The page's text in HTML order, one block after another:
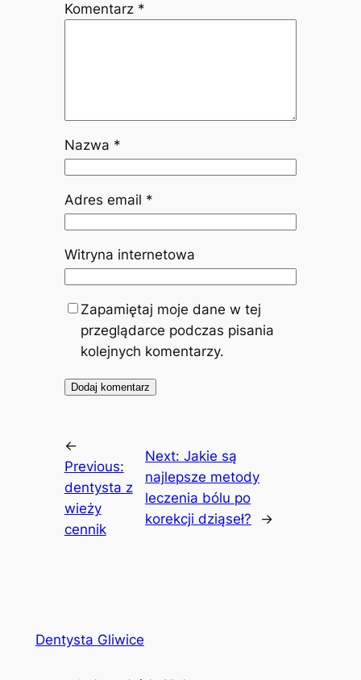
Komentarz *
Nazwa *
Adres email *
Witryna internetowa
Zapamiętaj moje dane w tej
przeglądarce podczas pisania
kolejnych komentarzy.
←
Previous:
dentysta z
wieży
cennik
Next:Jakie są
najlepsze metody
leczenia bólu po
korekcji dziąseł?
→
Dentysta Gliwice